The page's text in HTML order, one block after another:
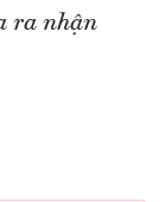
ra nhận